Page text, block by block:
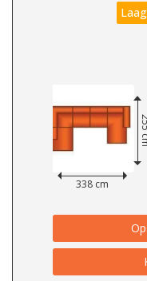
338 cm